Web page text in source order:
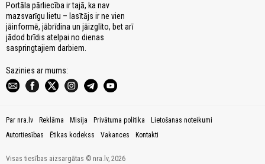
Portāla pārliecība ir tajā, ka nav
mazsvarīgu lietu – lasītājs ir ne vien
jāinformē, jābrīdina un jāizglīto, bet arī
jādod brīdis atelpai no dienas
saspringtajiem darbiem.
Sazinies ar mums:
Par nra.lv Reklāma Misija Privātuma politika
Lietošanas noteikumi
Autortiesības
Ētikas kodekss Vakances Kontakti
Visas tiesības aizsargātas © nra.lv, 2026